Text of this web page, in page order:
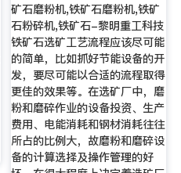
矿石磨粉机,铁矿石磨粉机,铁矿
石粉碎机,铁矿石-黎明重工科技
铁矿石选矿工艺流程应该尽可能
的简单，比如抓好节能设备的开
发，要尽可能以合适的流程取得
更佳的效果等。在选矿厂中，磨
粉和磨碎作业的设备投资、生产
费用、电能消耗和钢材消耗往往
所占的比例大，故磨粉和磨碎设
备的计算选择及操作管理的好